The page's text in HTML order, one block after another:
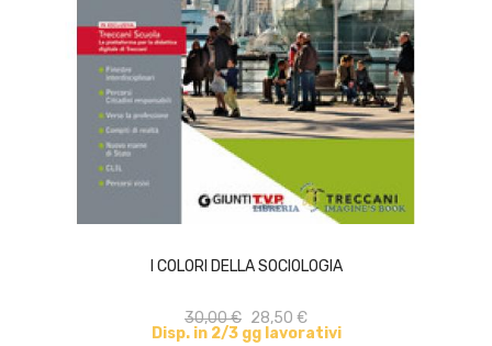
I COLORI DELLA SOCIOLOGIA
30,00 € 28,50 €
Disp. in 2/3 gg lavorativi